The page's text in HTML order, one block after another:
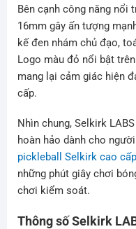
Bên cạnh công năng nổi
16mm gây ấn tượng
kế đen nhám chủ đạo,
Logo màu đỏ nổi bật
mang lại cảm giác hiện
cấp.
Nhìn chung, Selkirk
hoàn hảo dành cho
pickleball Selkirk cao cấp
những phút giây chơi
chơi kiểm soát.
Thông số Selkirk